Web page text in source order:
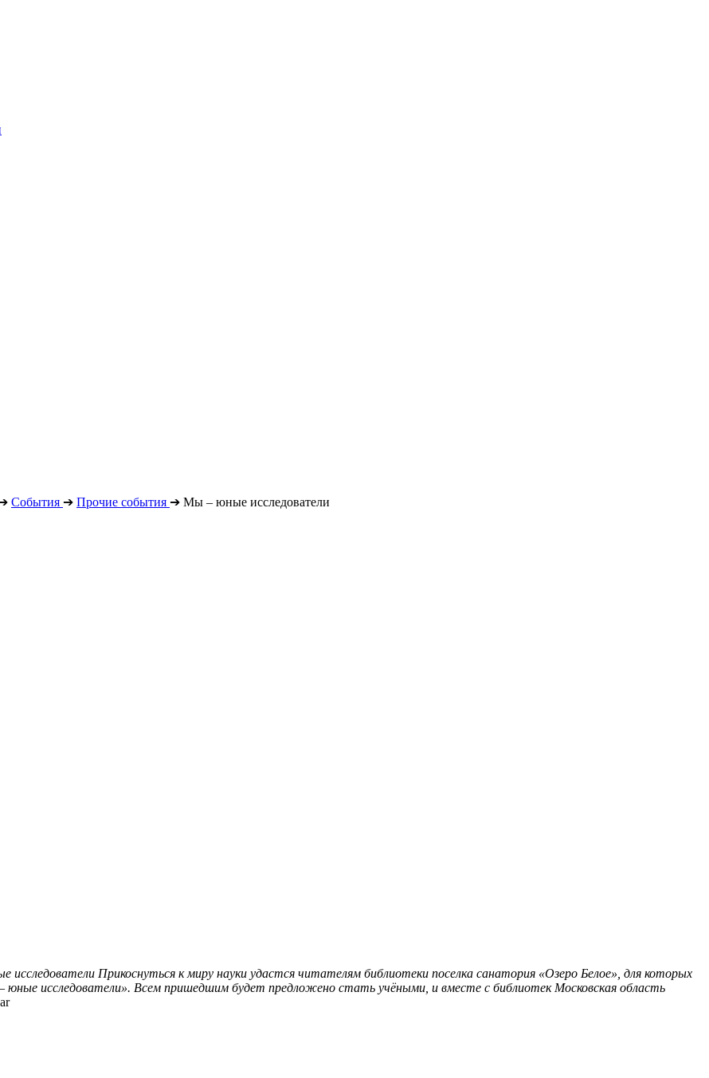
События ➔ Прочие события ➔ Мы – юные исследователи
исследователи Прикоснуться к миру науки удастся читателям библиотеки поселка санатория «Озеро Белое», для которых
юные исследователи». Всем пришедшим будет предложено стать учёными, и вместе с библиотек Московская область